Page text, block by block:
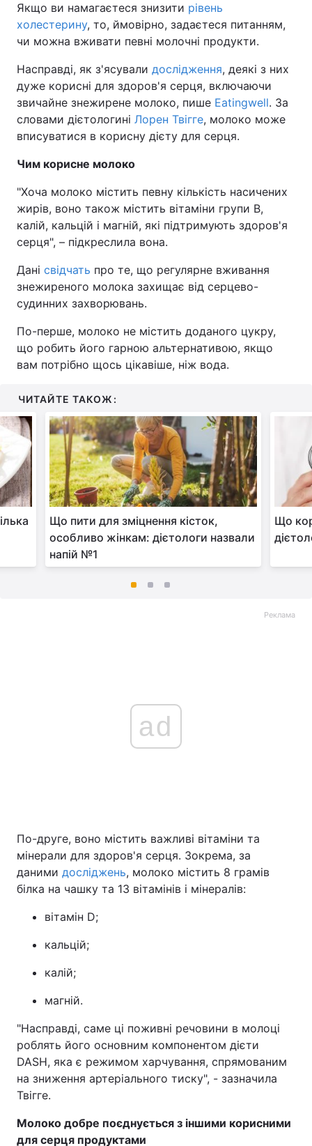
Якщо ви намагаєтеся знизити рівень
холестерину, то, ймовірно, задаєтеся питанням,
чи можна вживати певні молочні продукти.
Насправді, як з'ясували дослідження, деякі з них
дуже корисні для здоров'я серця, включаючи
звичайне знежирене молоко, пише Eatingwell. За
словами дієтологині Лорен Твігге, молоко може
вписуватися в корисну дієту для серця.
Чим корисне молоко
"Хоча молоко містить певну кількість насичених
жирів, воно також містить вітаміни групи В,
калій, кальцій і магній, які підтримують здоров'я
серця", – підкреслила вона.
Дані свідчать про те, що регулярне вживання
знежиреного молока захищає від серцево-
судинних захворювань.
По-перше, молоко не містить доданого цукру,
що робить його гарною альтернативою, якщо
вам потрібно щось цікавіше, ніж вода.
ЧИТАЙТЕ ТАКОЖ:
Що пити для зміцнення кісток,
особливо жінкам: дієтологи назвали
напій №1
Що
Реклама
ad
По-друге, воно містить важливі вітаміни та
мінерали для здоров'я серця. Зокрема, за
даними досліджень, молоко містить 8 грамів
білка на чашку та 13 вітамінів і мінералів:
вітамін D;
кальцій;
калій;
магній.
"Насправді, саме ці поживні речовини в молоці
роблять його основним компонентом дієти
DASH, яка є режимом харчування, спрямованим
на зниження артеріального тиску", - зазначила
Твігге.
Молоко добре поєднується з іншими корисними
для серця продуктами